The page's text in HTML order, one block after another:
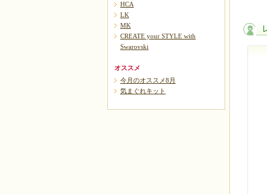
HCA
LK
MK
CREATE your STYLE with
Swarovski
オススメ
今月のオススメ8月
気まぐれキット